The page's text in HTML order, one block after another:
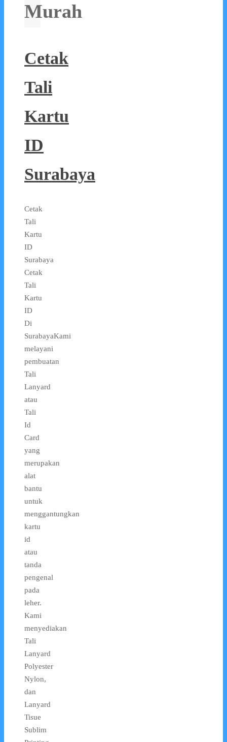
Murah
Cetak
Tali
Kartu
ID
Surabaya
Cetak
Tali
Kartu
ID
Surabaya
Cetak
Tali
Kartu
ID
Di
SurabayaKami
melayani
pembuatan
Tali
Lanyard
atau
Tali
Id
Card
yang
merupakan
alat
bantu
untuk
menggantungkan
kartu
id
atau
tanda
pengenal
pada
leher.
Kami
menyediakan
Tali
Lanyard
Polyester
Nylon,
dan
Lanyard
Tisue
Sublim